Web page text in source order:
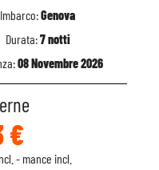
Imbarco:Genova
Durata:7 notti
08 Novembre 2026
€
- mance incl.